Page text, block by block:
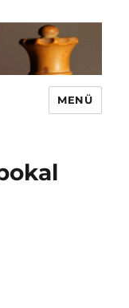
MENÜ